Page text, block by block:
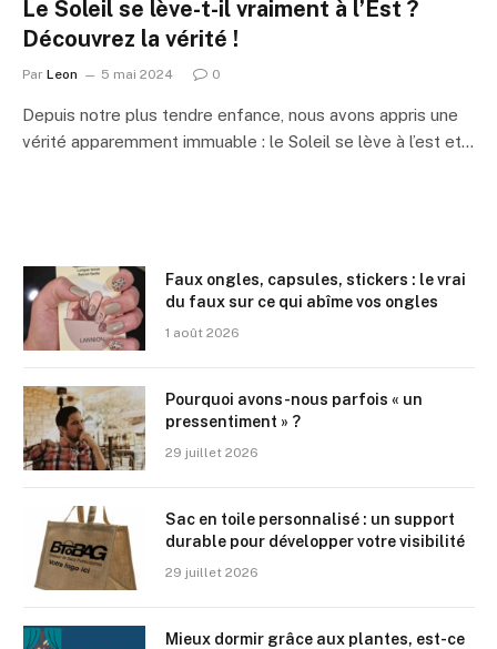
Le Soleil se lève-t-il vraiment à l’Est ?
Découvrez la vérité !
Par Leon 5 mai 2024 0
Depuis notre plus tendre enfance, nous avons appris une
vérité apparemment immuable : le Soleil se lève à l’est et…
Faux ongles, capsules, stickers : le vrai
du faux sur ce qui abîme vos ongles
1 août 2026
Pourquoi avons-nous parfois « un
pressentiment » ?
29 juillet 2026
Sac en toile personnalisé : un support
durable pour développer votre visibilité
29 juillet 2026
Mieux dormir grâce aux plantes, est-ce